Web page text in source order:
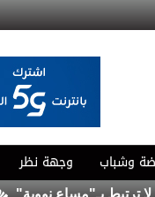
وشباب وجهة نظر
بـ"مساع نووية"